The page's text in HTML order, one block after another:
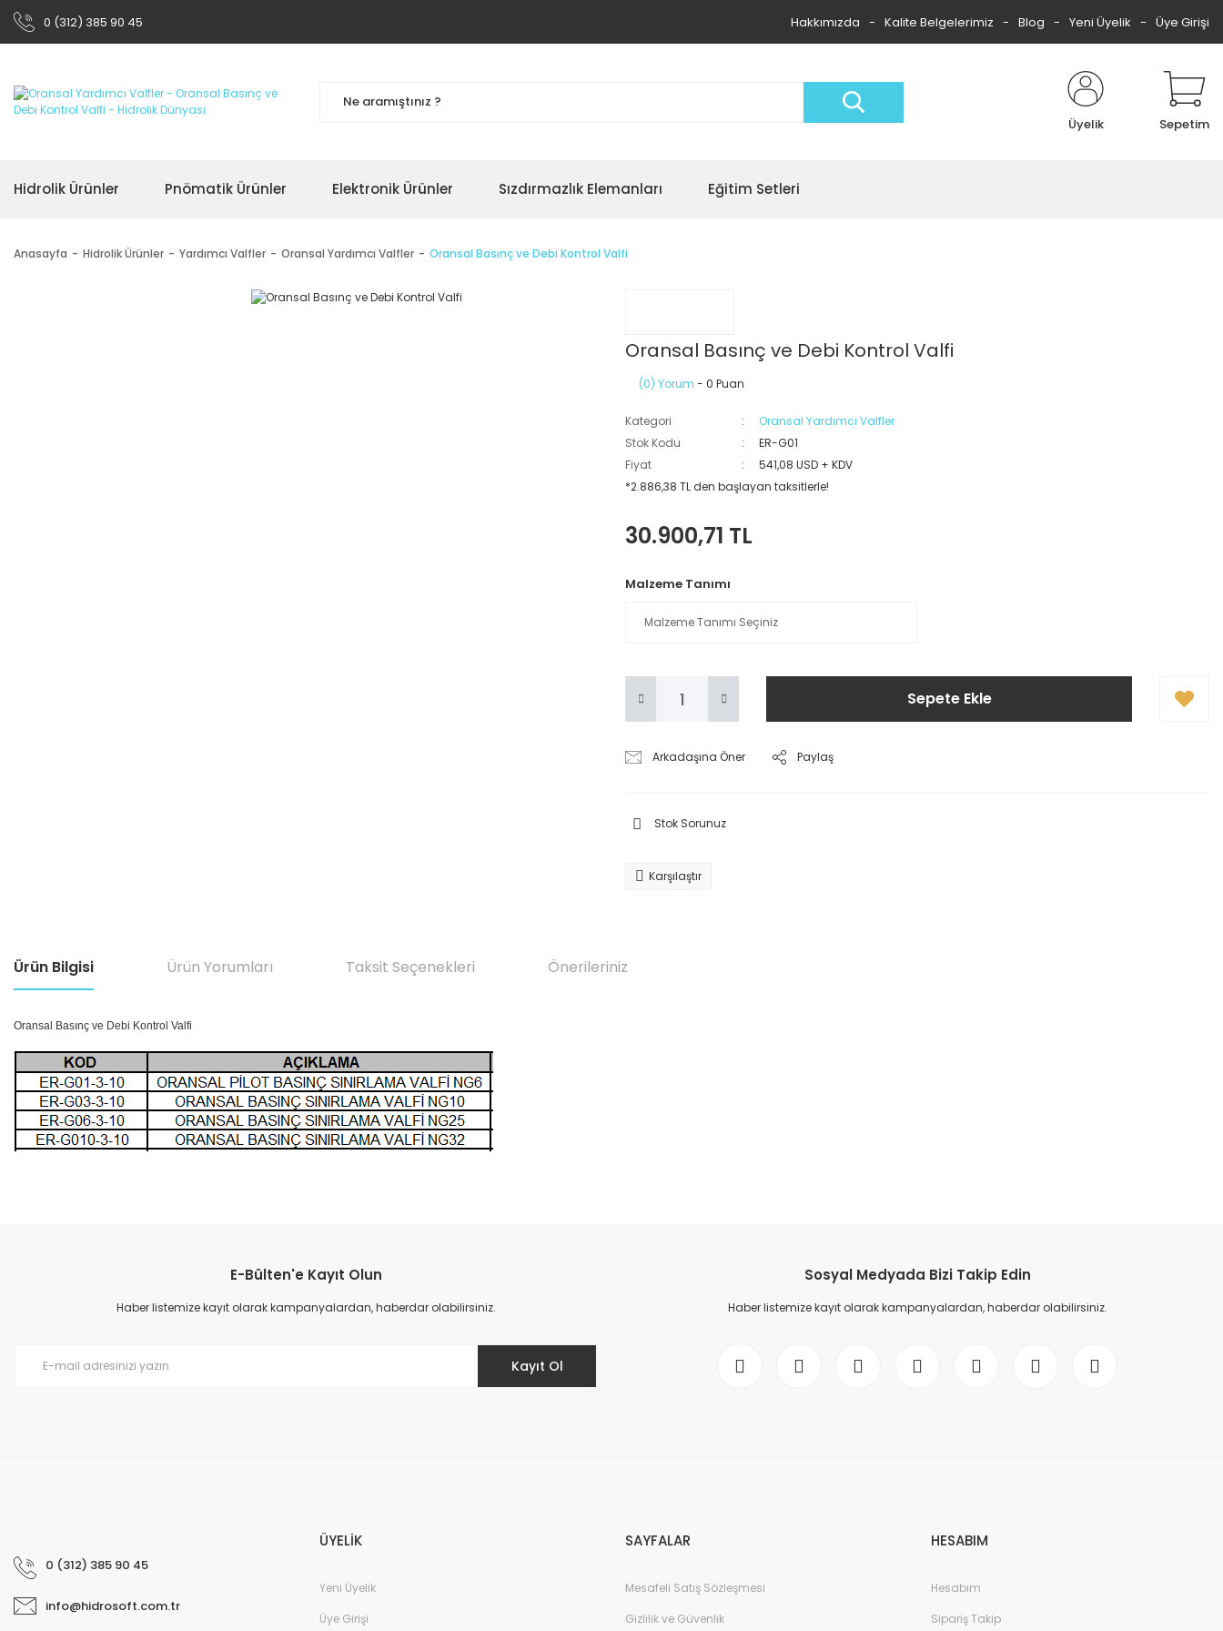
0 (312) 385 90 45 Hakkımızda Kalite Belgelerimiz Blog Yeni Üyelik Üye Girişi
Üyelik Sepetim
Hidrolik Ürünler Pnömatik Ürünler Elektronik Ürünler Sızdırmazlık Elemanları Eğitim Setleri
Anasayfa Hidrolik Ürünler Yardımcı Valfler Oransal Yardımcı Valfler Oransal Basınç ve Debi Kontrol Valfi
Oransal Basınç ve Debi Kontrol Valfi
(0) Yorum - 0 Puan
Kategori
Oransal Yardımcı Valfler
Stok Kodu
ER-G01
Fiyat
541,08 USD + KDV
*2.886,38 TL den başlayan taksitlerle!
30.900,71 TL
Malzeme Tanımı
Sepete Ekle
Arkadaşına Öner Paylaş
Stok Sorunuz
Karşılaştır
Ürün Bilgisi Ürün Yorumları Taksit Seçenekleri Önerileriniz
Oransal Basınç ve Debi Kontrol Valfi
Ürün resmi kalitesiz, bozuk veya görüntülenemiyor.
Ürün açıklamasında eksik bilgiler bulunuyor.
E-Bülten'e Kayıt Olun
Haber listemize kayıt olarak kampanyalardan, haberdar olabilirsiniz.
Kayıt Ol
Sosyal Medyada Bizi Takip Edin
Haber listemize kayıt olarak kampanyalardan, haberdar olabilirsiniz.
0 (312) 385 90 45
info@hidrosoft.com.tr
ÜYELİK
Yeni Üyelik
Üye Girişi
SAYFALAR
Mesafeli Satış Sözleşmesi
Gizlilik ve Güvenlik
HESABIM
Hesabım
Sipariş Takip